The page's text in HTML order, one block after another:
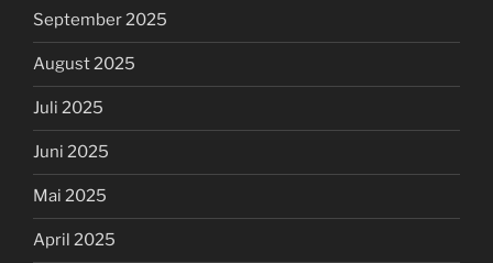
September 2025
August 2025
Juli 2025
Juni 2025
Mai 2025
April 2025